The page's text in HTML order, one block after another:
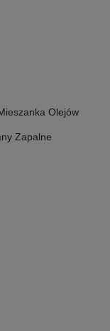
Olejów
Zapalne